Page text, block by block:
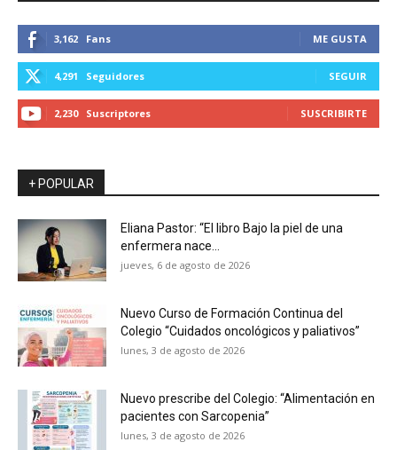
3,162 Fans ME GUSTA
4,291 Seguidores SEGUIR
2,230 Suscriptores SUSCRIBIRTE
+ POPULAR
Eliana Pastor: “El libro Bajo la piel de una
enfermera nace...
jueves, 6 de agosto de 2026
Nuevo Curso de Formación Continua del
Colegio “Cuidados oncológicos y paliativos”
lunes, 3 de agosto de 2026
Nuevo prescribe del Colegio: “Alimentación en
pacientes con Sarcopenia”
lunes, 3 de agosto de 2026